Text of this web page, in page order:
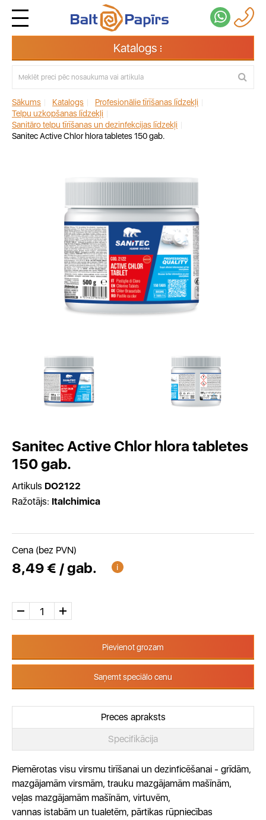
Katalogs
Sākums Katalogs Profesionālie tīrīšanas līdzekļi
Telpu uzkopšanas līdzekļi
Sanitāro telpu tīrīšanas un dezinfekcijas līdzekļi
Sanitec Active Chlor hlora tabletes 150 gab.
Sanitec Active Chlor hlora tabletes
150 gab.
Artikuls DO2122
Ražotājs: Italchimica
Cena (bez PVN)
8,49 € / gab.
Pievienot grozam
Saņemt speciālo cenu
Preces apraksts
Specifikācija
Piemērotas visu virsmu tirīšanai un dezinficēšanai - grīdām,
mazgājamām virsmām, trauku mazgājamām mašīnām,
veļas mazgājamām mašīnām, virtuvēm,
vannas istabām un tualetēm, pārtikas rūpniecības